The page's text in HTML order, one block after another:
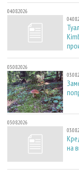
04.08.2026
03.08.2026
03.08.2026
на